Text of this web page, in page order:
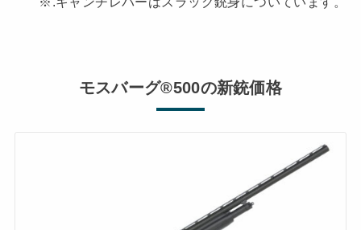
モスバーグ®500の新銃価格